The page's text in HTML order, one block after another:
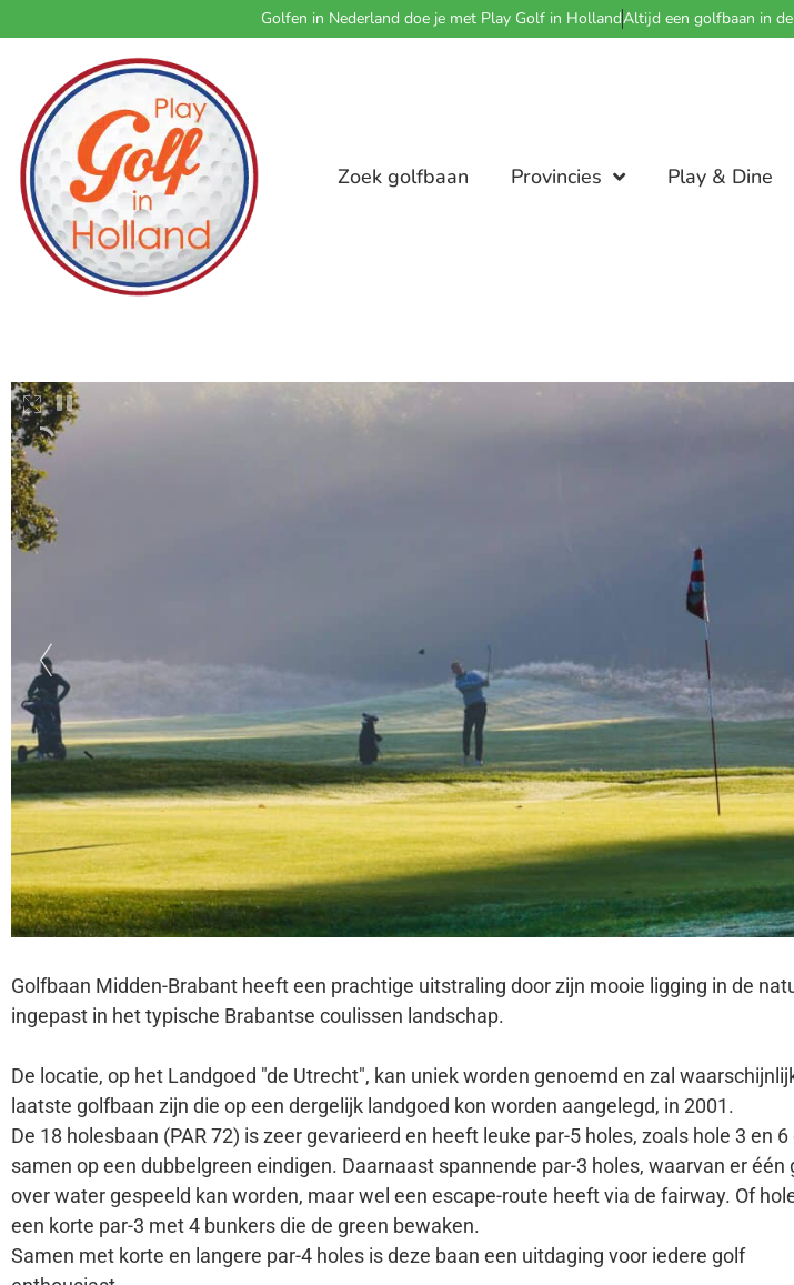
Golfen in Nederland doe je met Play Golf in HollandAltijd een golfbaan in
Zoek golfbaan Provincies Play & Dine
Golfbaan Midden-Brabant heeft een prachtige uitstraling door zijn mooie ligging in de
ingepast in het typische Brabantse coulissen landschap.
De locatie, op het Landgoed "de Utrecht", kan uniek worden genoemd en zal
laatste golfbaan zijn die op een dergelijk landgoed kon worden aangelegd, in 2001.
De 18 holesbaan (PAR 72) is zeer gevarieerd en heeft leuke par-5 holes, zoals hole 3 en 6
samen op een dubbelgreen eindigen. Daarnaast spannende par-3 holes, waarvan er één
over water gespeeld kan worden, maar wel een escape-route heeft via de fairway. Of
een korte par-3 met 4 bunkers die de green bewaken.
Samen met korte en langere par-4 holes is deze baan een uitdaging voor iedere golf